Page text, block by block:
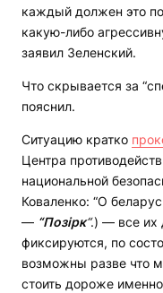
каждый должен это
какую-либо
заявил Зеленский.
Что скрывается за
пояснил.
Ситуацию кратко
Центра
национальной
Коваленко: “О
— “Позірк“.) — все их
фиксируются, по
возможны разве что
стоить дороже